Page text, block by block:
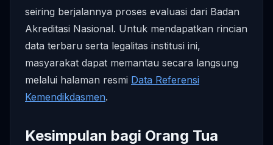
seiring berjalannya proses evaluasi dari Badan
Akreditasi Nasional. Untuk mendapatkan rincian
data terbaru serta legalitas institusi ini,
masyarakat dapat memantau secara langsung
melalui halaman resmi Data Referensi
Kemendikdasmen.
Kesimpulan bagi Orang Tua